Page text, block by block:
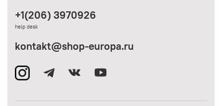
+1(206) 3970926
help desk
kontakt@shop-europa.ru